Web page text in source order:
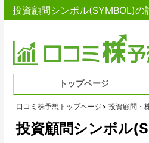
投資顧問シンボル(SYMBOL)の
トップページ
口コミ株予想トップページ> 投資顧問・
投資顧問シンボル